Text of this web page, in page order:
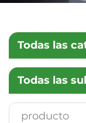
Todas las
Todas las